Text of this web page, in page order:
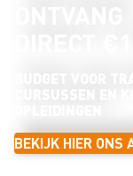
BEKIJK HIER ONS